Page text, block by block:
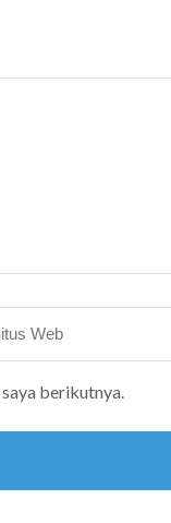
berikutnya.